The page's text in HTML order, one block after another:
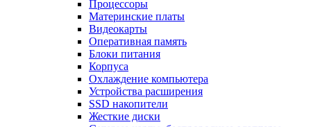
Процессоры
Материнские платы
Видеокарты
Оперативная память
Блоки питания
Корпуса
Охлаждение компьютера
Устройства расширения
SSD накопители
Жесткие диски